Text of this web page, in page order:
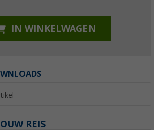
IN WINKELWAGEN
REIS